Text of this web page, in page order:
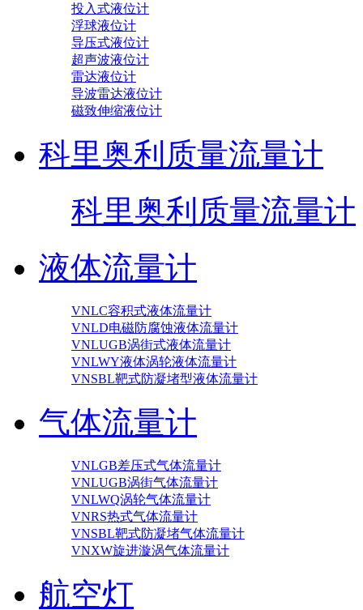
投入式液位计
浮球液位计
导压式液位计
超声波液位计
雷达液位计
导波雷达液位计
磁致伸缩液位计
科里奥利质量流量计
科里奥利质量流量计
液体流量计
VNLC容积式液体流量计
VNLD电磁防腐蚀液体流量计
VNLUGB涡街式液体流量计
VNLWY液体涡轮液体流量计
VNSBL靶式防凝堵型液体流量计
气体流量计
VNLGB差压式气体流量计
VNLUGB涡街气体流量计
VNLWQ涡轮气体流量计
VNRS热式气体流量计
VNSBL靶式防凝堵气体流量计
VNXW旋进漩涡气体流量计
航空灯